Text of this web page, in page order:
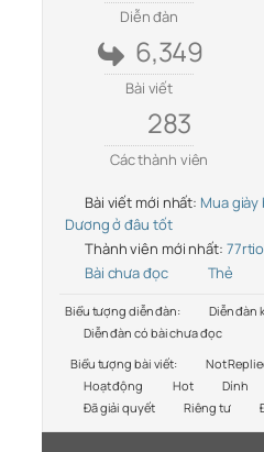
Diễn đàn
6,349
Bài viết
283
Các thành viên
Bài viết mới nhất: Mua
Dương ở đâu tốt
Thành viên mới nhất:
Bài chưa đọc
Thẻ
Biểu tượng diễn đàn:
Diễn đàn
Diễn đàn có bài chưa đọc
Biểu tượng bài viết:
Not
Hoạt động
Hot Dính
Đã giải quyết
Riêng tư